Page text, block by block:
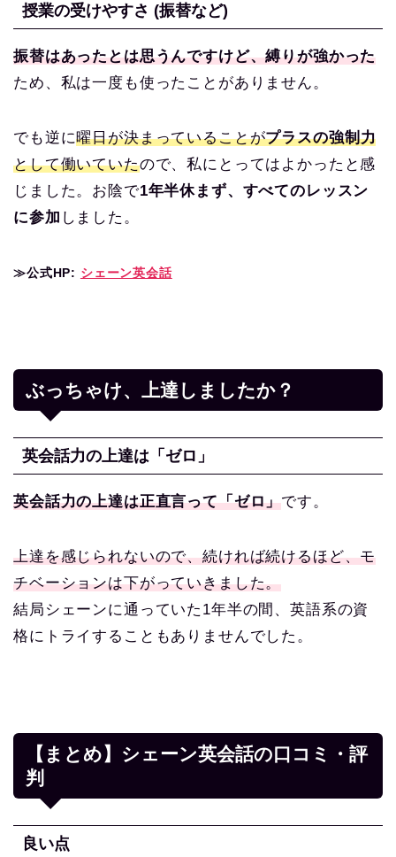
授業の受けやすさ (振替など)
振替はあったとは思うんですけど、縛りが強かった
ため、私は一度も使ったことがありません。
でも逆に曜日が決まっていることがプラスの強制力
として働いていたので、私にとってはよかったと感
じました。お陰で1年半休まず、すべてのレッスン
に参加 しました。
≫公式HP: シェーン英会話
ぶっちゃけ、上達しましたか？
英会話力の上達は「ゼロ」
英会話力の上達は正直言って「ゼロ」です。
上達を感じられないので、続ければ続けるほど、モ
チベーションは下がっていきました。
結局シェーンに通っていた1年半の間、英語系の資
格にトライすることもありませんでした。
【まとめ】シェーン英会話の口コミ・評
判
良い点